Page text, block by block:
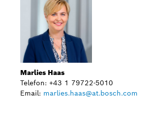
Marlies Haas
Telefon: +43 1 79722-5010
Email: marlies.haas@at.bosch.com